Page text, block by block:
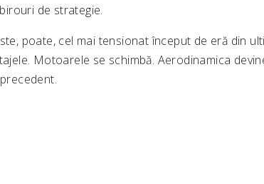
de strategie.
poate, cel mai tensionat început de eră din
Motoarele se schimbă. Aerodinamica